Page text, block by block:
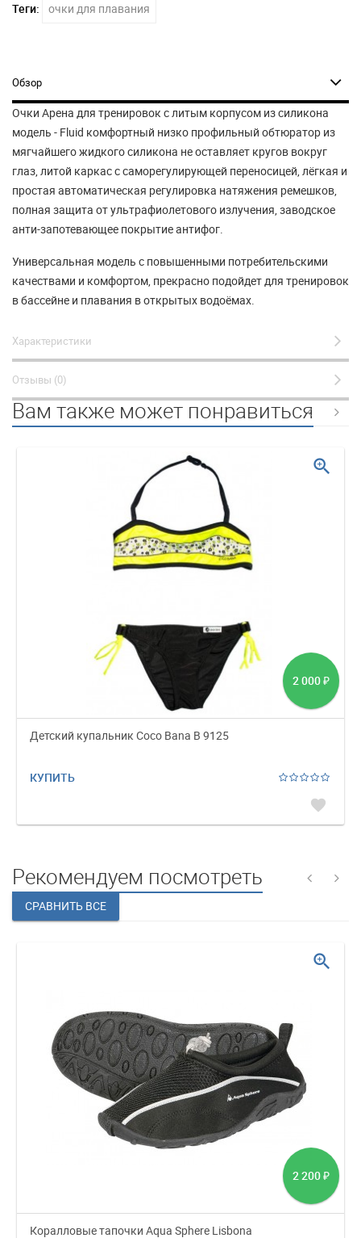
Теги: очки для плавания
Обзор
Очки Арена для тренировок с литым корпусом из силикона
модель - Fluid комфортный низко профильный обтюратор из
мягчайшего жидкого силикона не оставляет кругов вокруг
глаз, литой каркас с саморегулирующей переносицей, лёгкая и
простая автоматическая регулировка натяжения ремешков,
полная защита от ультрафиолетового излучения, заводское
анти-запотевающее покрытие антифог.
Универсальная модель с повышенными потребительскими
качествами и комфортом, прекрасно подойдет для тренировок
в бассейне и плавания в открытых водоёмах.
Характеристики
Отзывы (0)
Вам также может понравиться
2 000 ₽
Детский купальник Coco Bana B 9125
КУПИТЬ
favorite
zoom_in
Рекомендуем посмотреть
2 200 ₽
Коралловые тапочки Aqua Sphere Lisbona
zoom_in